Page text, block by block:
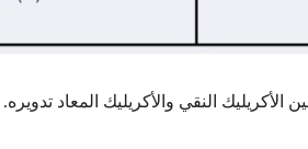
النقي والأكريليك المعاد تدويره.